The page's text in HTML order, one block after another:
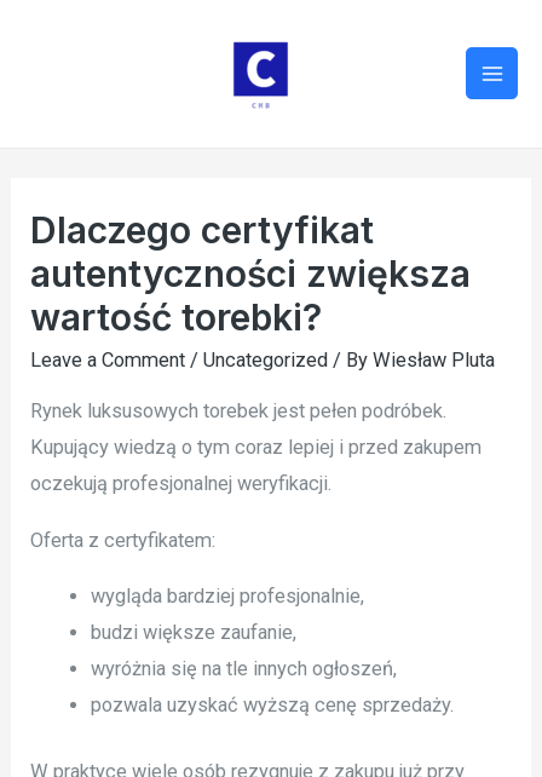
Dlaczego certyfikat
autentyczności zwiększa
wartość torebki?
Leave a Comment /Uncategorized / ByWiesław Pluta
Rynek luksusowych torebek jest pełen podróbek.
Kupujący wiedzą o tym coraz lepiej i przed zakupem
oczekują profesjonalnej weryfikacji.
Oferta z certyfikatem:
wygląda bardziej profesjonalnie,
budzi większe zaufanie,
wyróżnia się na tle innych ogłoszeń,
pozwala uzyskać wyższą cenę sprzedaży.
W praktyce wiele osób rezygnuje z zakupu już przy